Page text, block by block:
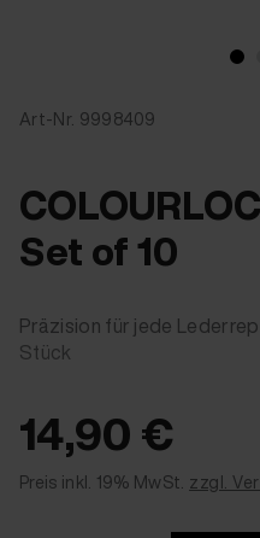
Art-Nr. 9998409
Set of 10
Präzision für jede
Stück
14,90 €
Preis inkl. 19% MwSt. zzgl.